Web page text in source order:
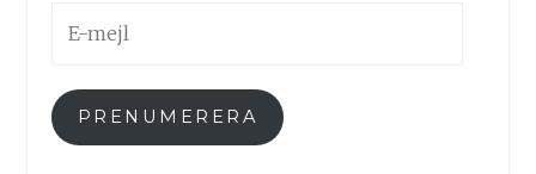
mejl
PRENUMERERA